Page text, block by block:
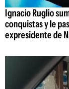
Ignacio Ruglio
conquistas y le
expresidente de